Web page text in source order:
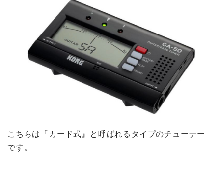
こちらは『カード式』と呼ばれるタイプのチューナー
です。